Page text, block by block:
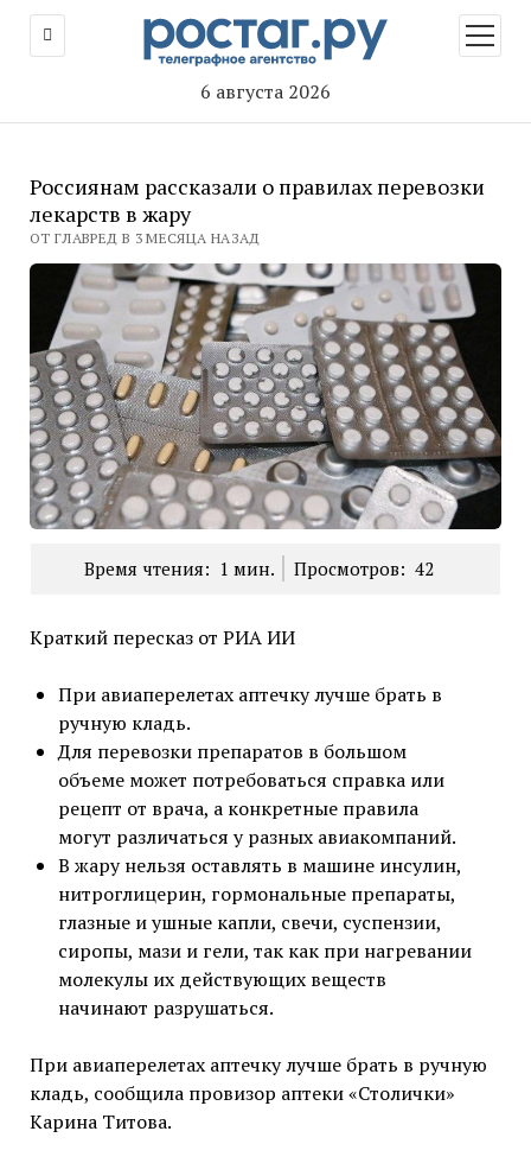
6 августа 2026
меню
Россиянам рассказали о правилах перевозки
лекарств в жару
ОТ ГЛАВРЕД В 3 МЕСЯЦА НАЗАД
Время чтения: 1 мин. Просмотров: 42
Краткий пересказ от РИА ИИ
При авиаперелетах аптечку лучше брать в
ручную кладь.
Для перевозки препаратов в большом
объеме может потребоваться справка или
рецепт от врача, а конкретные правила
могут различаться у разных авиакомпаний.
В жару нельзя оставлять в машине инсулин,
нитроглицерин, гормональные препараты,
глазные и ушные капли, свечи, суспензии,
сиропы, мази и гели, так как при нагревании
молекулы их действующих веществ
начинают разрушаться.
При авиаперелетах аптечку лучше брать в ручную
кладь, сообщила провизор аптеки «Столички»
Карина Титова.